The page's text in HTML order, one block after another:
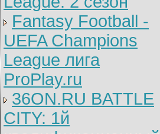
Fantasy Football -
UEFA Champions
League лига
ProPlay.ru
36ON.RU BATTLE
CITY: 1й